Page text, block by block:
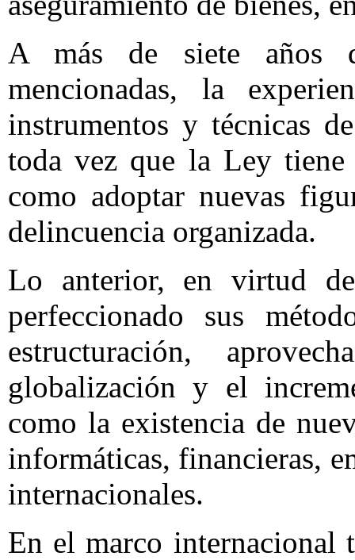
A más de siete años
mencionadas, la
instrumentos y técnicas
toda vez que la Ley tiene
como adoptar nuevas
delincuencia organizada.
Lo anterior, en virtud
perfeccionado sus
estructuración,
globalización y el
como la existencia de
informáticas, financieras,
internacionales.
En el marco internacional